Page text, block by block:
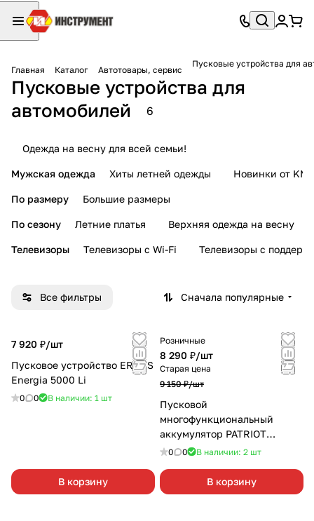
Главная Каталог Автотовары, сервис
Пусковые устройства для
Пусковые устройства для
автомобилей
6
Одежда на весну для всей семьи!
Мужская одежда Хиты летней одежды Новинки от KMI
По размеру Большие размеры
По сезону Летние платья Верхняя одежда на весну
Телевизоры Телевизоры с Wi-Fi Телевизоры с
Все фильтры Сначала популярные
7 920 ₽/шт
Пусковое устройство ERGUS
Energia 5000 Li
0 0 В наличии: 1 шт
В корзину
Розничные
8 290 ₽/шт
Старая цена
9 150 ₽/шт
Пусковой
многофункциональный
аккумулятор PATRIOT
MAGNUM 14
0 0 В наличии: 2 шт
В корзину